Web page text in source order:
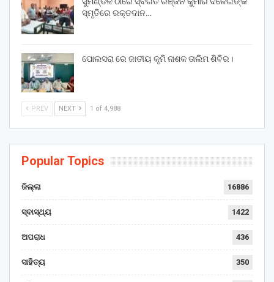
ସ୍ମୃତିରେ ରକ୍ତଦାନ…
ପୋଲସରା ରେ ଜାତୀୟ କୃମି ନାଶକ ତାଲିମ ଶିବିର।
PREV NEXT 1 of 4,988
Popular Topics
ଜିଲ୍ଲା 16886
ସ୍ବାସ୍ଥ୍ୟ 1422
ଅପରାଧ 436
ସାହିତ୍ୟ 350